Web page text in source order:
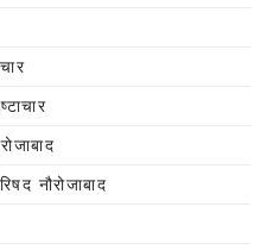
नौरोजाबाद